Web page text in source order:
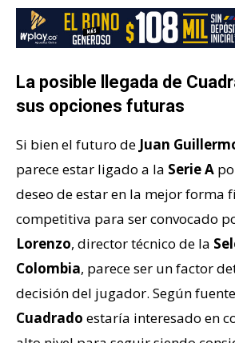
La posible llegada de
sus opciones futuras
Si bien el futuro de Juan
parece estar ligado a la Serie A
deseo de estar en la mejor forma
competitiva para ser convocado
Lorenzo, director técnico de la
Colombia, parece ser un factor
decisión del jugador. Según
Cuadrado estaría interesado en